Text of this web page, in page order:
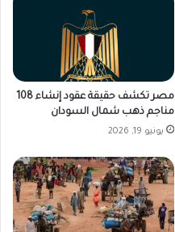
مصر تكشف حقيقة عقود إنشاء 108
مناجم ذهب شمال السودان
يونيو 19, 2026